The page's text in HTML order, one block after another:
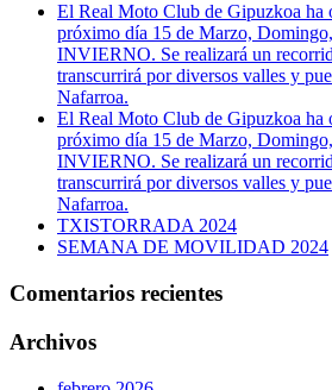
El Real Moto Club de Gipuzkoa ha
próximo día 15 de Marzo,
INVIERNO. Se realizará un
transcurrirá por diversos valles y
Nafarroa.
El Real Moto Club de Gipuzkoa ha
próximo día 15 de Marzo,
INVIERNO. Se realizará un
transcurrirá por diversos valles y
Nafarroa.
TXISTORRADA 2024
SEMANA DE MOVILIDAD 2024
Comentarios recientes
Archivos